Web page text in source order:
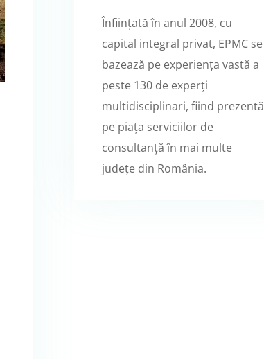
Înființată în anul 2008, cu
capital integral privat, EPMC se
bazează pe experiența vastă a
peste 130 de experți
multidisciplinari, fiind prezentă
pe piața serviciilor de
consultanță în mai multe
județe din România.